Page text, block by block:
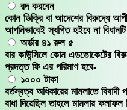
রদ করবেন
কোন ডিক্রি বা আদেশের বিরুদ্ধে
আপনিভাবেই স্থগিত হইবে না
অর্ডার ৪১ রুল ৫
বার কাউন্সিলে কোন এডভোকেটের
প্রদত্ত ফি এর পরিমাণ হবে-
১০০০ টাকা
বর্তস্বত্ব অধিকারের মামলাতে
বাধা দিয়েছিল তাহলে মামলার